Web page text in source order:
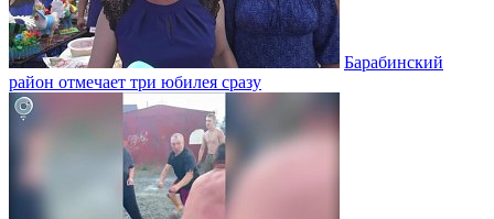
Барабинский
район отмечает три юбилея сразу